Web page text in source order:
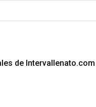
de Intervallenato.com